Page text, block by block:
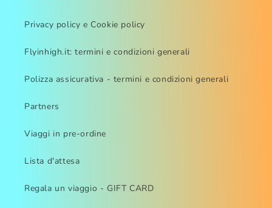
Privacy policy e Cookie policy
Flyinhigh.it: termini e condizioni generali
Polizza assicurativa - termini e condizioni generali
Partners
Viaggi in pre-ordine
Lista d'attesa
Regala un viaggio - GIFT CARD